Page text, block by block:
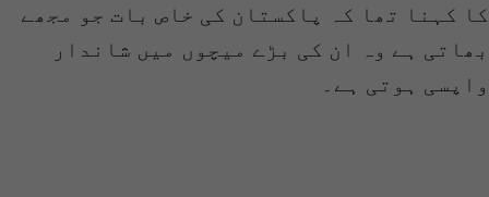
کا کہنا تھا کہ پاکستان کی خاص بات جو مجھے
بھاتی ہے وہ ان کی بڑے میچوں میں شاندار
واپسی ہوتی ہے۔